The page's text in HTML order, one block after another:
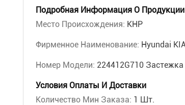
Подробная Информация О Продукции
Место Происхождения: КНР
Фирменное Наименование: Hyundai
Номер Модели: 224412G710
Условия Оплаты И Доставки
Количество Мин Заказа: 1 Шт.